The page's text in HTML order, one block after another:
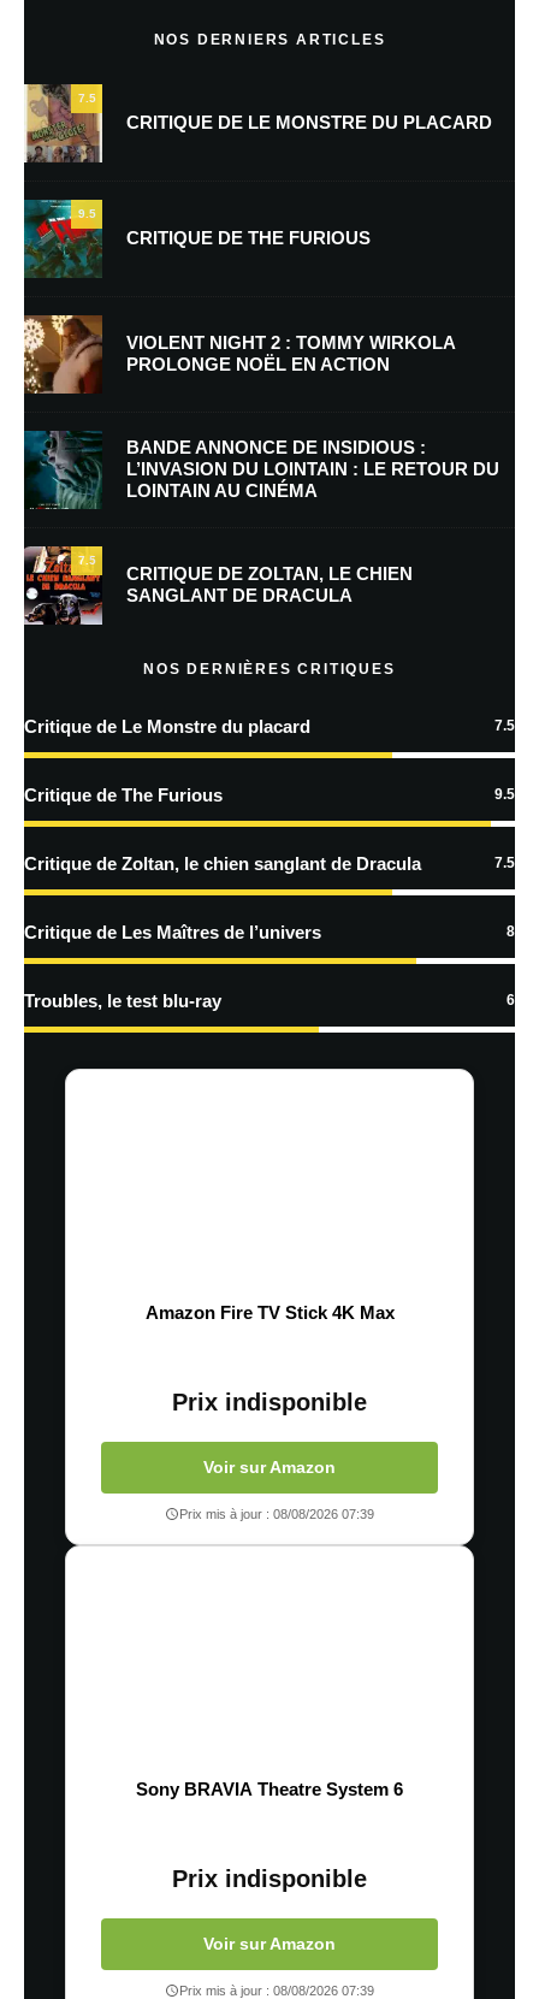
Nom*
E-mail *
Enregistrer mon nom, mon e-mail et mon site dans le navigateur pour
mon prochain commentaire.
Prévenez-moi de tous les nouveaux commentaires par e-mail.
Prévenez-moi de tous les nouveaux articles par e-mail.
En savoir
traitées
NOS DERNIERS ARTICLES
7.5
CRITIQUE DE LE MONSTRE DU PLACARD
9.5
CRITIQUE DE THE FURIOUS
VIOLENT NIGHT 2 : TOMMY WIRKOLA
PROLONGE NOËL EN ACTION
BANDE ANNONCE DE INSIDIOUS :
L’INVASION DU LOINTAIN : LE RETOUR DU
LOINTAIN AU CINÉMA
7.5
CRITIQUE DE ZOLTAN, LE CHIEN
SANGLANT DE DRACULA
NOS DERNIÈRES CRITIQUES
Critique de Le Monstre du placard 7.5
Critique de The Furious 9.5
Critique de Zoltan, le chien sanglant de Dracula 7.5
Critique de Les Maîtres de l’univers 8
Troubles, le test blu-ray 6
Amazon Fire TV Stick 4K Max
Prix indisponible
Voir sur Amazon
Prix mis à jour : 08/08/2026 07:39
Sony BRAVIA Theatre System 6
Prix indisponible
Voir sur Amazon
Prix mis à jour : 08/08/2026 07:39